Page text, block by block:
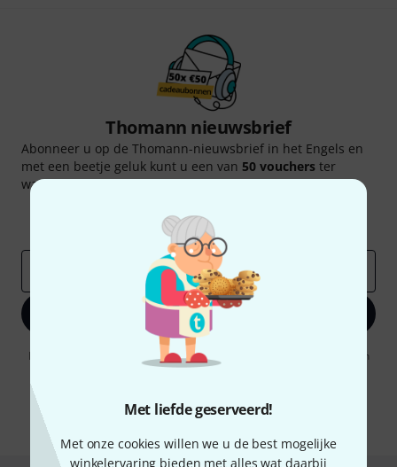
Met liefde geserveerd!
Met onze cookies willen we u de best mogelijke
winkelervaring bieden met alles wat daarbij
Thomann nieuwsbrief
Abonneer u op de Thomann-nieuwsbrief in het Engels en
met een beetje geluk kunt u een van 50 vouchers ter
waarde van50 €per stuk winnen!
Thomann-inzichten
Registreer nu
Door op "Registreer nu" te klikken, gaat u akkoord met het ontvangen
van e-mailreclame. U kunt zich op elk moment afmelden. Meer